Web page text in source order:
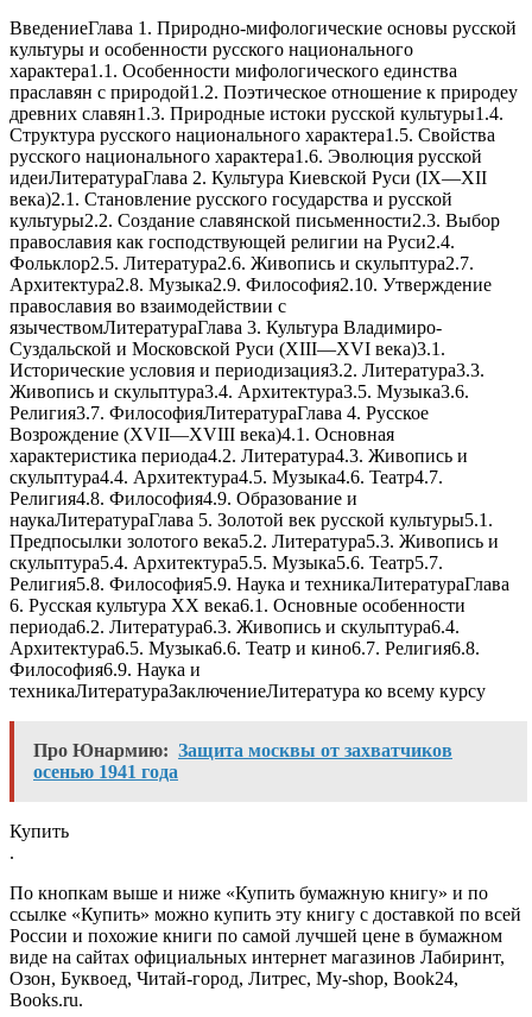
ВведениеГлава 1. Природно-мифологические основы русской
культуры и особенности русского национального
характера1.1. Особенности мифологического единства
праславян с природой1.2. Поэтическое отношение к природеу
древних славян1.3. Природные истоки русской культуры1.4.
Структура русского национального характера1.5. Свойства
русского национального характера1.6. Эволюция русской
идеиЛитератураГлава 2. Культура Киевской Руси (IX—XII
века)2.1. Становление русского государства и русской
культуры2.2. Создание славянской письменности2.3. Выбор
православия как господствующей религии на Руси2.4.
Фольклор2.5. Литература2.6. Живопись и скульптура2.7.
Архитектура2.8. Музыка2.9. Философия2.10. Утверждение
православия во взаимодействии с
язычествомЛитератураГлава 3. Культура Владимиро-
Суздальской и Московской Руси (XIII—XVI века)3.1.
Исторические условия и периодизация3.2. Литература3.3.
Живопись и скульптура3.4. Архитектура3.5. Музыка3.6.
Религия3.7. ФилософияЛитератураГлава 4. Русское
Возрождение (XVII—XVIII века)4.1. Основная
характеристика периода4.2. Литература4.3. Живопись и
скульптура4.4. Архитектура4.5. Музыка4.6. Театр4.7.
Религия4.8. Философия4.9. Образование и
наукаЛитератураГлава 5. Золотой век русской культуры5.1.
Предпосылки золотого века5.2. Литература5.3. Живопись и
скульптура5.4. Архитектура5.5. Музыка5.6. Театр5.7.
Религия5.8. Философия5.9. Наука и техникаЛитератураГлава
6. Русская культура XX века6.1. Основные особенности
периода6.2. Литература6.3. Живопись и скульптура6.4.
Архитектура6.5. Музыка6.6. Театр и кино6.7. Религия6.8.
Философия6.9. Наука и
техникаЛитератураЗаключениеЛитература ко всему курсу
Про Юнармию: Защита москвы от захватчиков
осенью 1941 года
Купить
.
По кнопкам выше и ниже «Купить бумажную книгу» и по
ссылке «Купить» можно купить эту книгу с доставкой по всей
России и похожие книги по самой лучшей цене в бумажном
виде на сайтах официальных интернет магазинов Лабиринт,
Озон, Буквоед, Читай-город, Литрес, My-shop, Book24,
Books.ru.